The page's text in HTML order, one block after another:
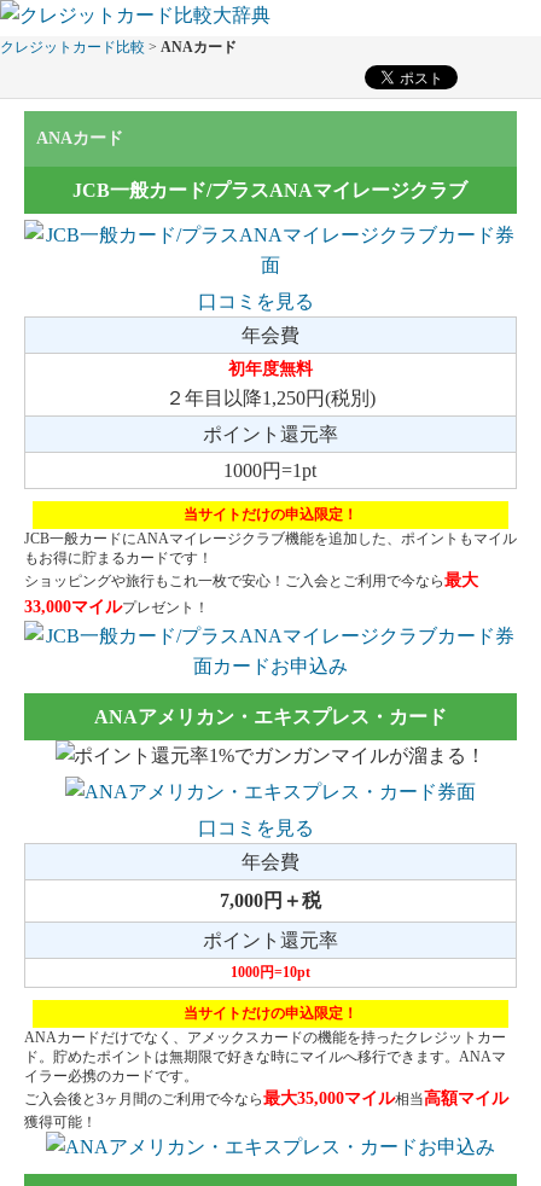
クレジットカード比較 > ANAカード
ANAカード
JCB一般カード/プラスANAマイレージクラブ
口コミを見る
年会費
初年度無料
２年目以降1,250円(税別)
ポイント還元率
1000円=1pt
当サイトだけの申込限定！
JCB一般カードにANAマイレージクラブ機能を追加した、ポイントもマイル
もお得に貯まるカードです！
ショッピングや旅行もこれ一枚で安心！ご入会とご利用で今なら最大
33,000マイルプレゼント！
ANAアメリカン・エキスプレス・カード
口コミを見る
年会費
7,000円＋税
ポイント還元率
1000円=10pt
当サイトだけの申込限定！
ANAカードだけでなく、アメックスカードの機能を持ったクレジットカー
ド。貯めたポイントは無期限で好きな時にマイルへ移行できます。ANAマ
イラー必携のカードです。
ご入会後と3ヶ月間のご利用で今なら最大35,000マイル相当高額マイル
獲得可能！